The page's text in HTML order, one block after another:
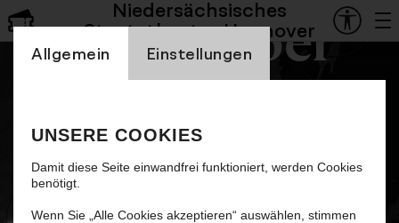
Einstellung Cookienbanner
Allgemein
Einstellungen
UNSERE COOKIES
Damit diese Seite einwandfrei funktioniert, werden Cookies
benötigt.
Wenn Sie „Alle Cookies akzeptieren“ auswählen, stimmen
Niedersächsisches
Staatstheater Hannover
Staatsoper
Ballett von Goyo Montero